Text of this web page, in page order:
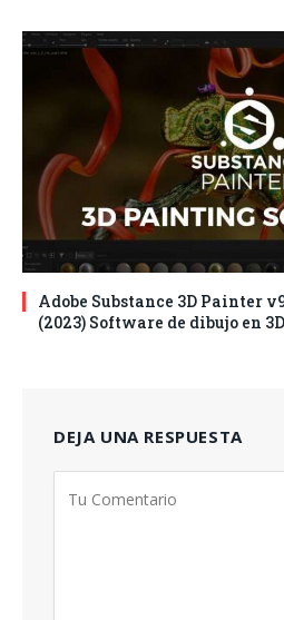
Adobe Substance 3D Painter
(2023) Software de dibujo en 3D
DEJA UNA RESPUESTA